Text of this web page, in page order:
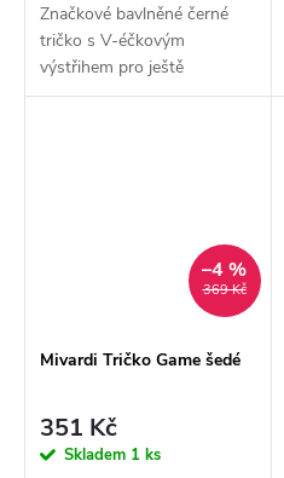
Značkové bavlněné černé
tričko s V-éčkovým
výstřihem pro ještě
uvolněnější R-SPEKT styl.
369 Kč
–4 %
Mivardi Tričko Game šedé
351 Kč
Skladem 1 ks